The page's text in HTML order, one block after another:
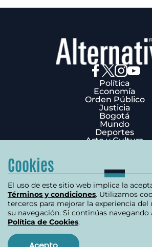
Política
Economía
Orden Público
Justicia
Bogotá
Mundo
Deportes
Arte y Cultura
Términos y
Política de
Política de
Contáctenos
Carrera 7 # 75-51 Edificio
Copyright 2026 | Derechos
Cookies
El uso de este sitio web implica la
Términos y condiciones. Utilizamos
terceros para mejorar la experiencia del
su navegación. Si continúas navegando
Política de Cookies.